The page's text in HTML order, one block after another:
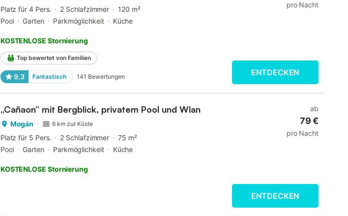
Platz für 4 Pers. 2 Schlafzimmer
120 m²
Pool
Garten Parkmöglichkeit Küche
KOSTENLOSE Stornierung
Top bewertet von Familien
9,3 Fantastisch 141 Bewertungen
pro Nacht
ENTDECKEN
„Cañaon“ mit Bergblick, privatem Pool und Wlan
Mogán 6 km zur Küste
Platz für 5 Pers. 2 Schlafzimmer
75 m²
Pool
Garten Parkmöglichkeit Küche
KOSTENLOSE Stornierung
ab
79 €
pro Nacht
ENTDECKEN